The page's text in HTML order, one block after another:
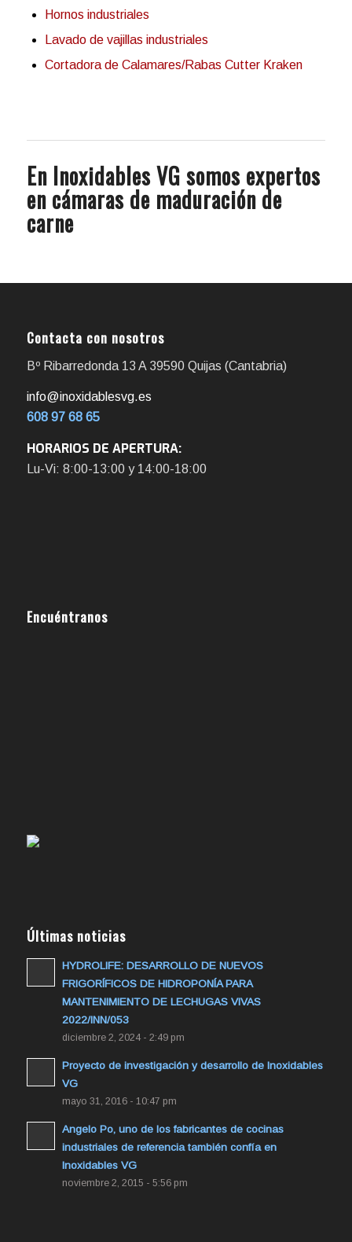
Hornos industriales
Lavado de vajillas industriales
Cortadora de Calamares/Rabas Cutter Kraken
En Inoxidables VG somos expertos
en cámaras de maduración de
carne
Contacta con nosotros
Bº Ribarredonda 13 A 39590 Quijas (Cantabria)
info@inoxidablesvg.es
608 97 68 65
HORARIOS DE APERTURA:
Lu-Vi: 8:00-13:00 y 14:00-18:00
Encuéntranos
Últimas noticias
HYDROLIFE: DESARROLLO DE NUEVOS
FRIGORÍFICOS DE HIDROPONÍA PARA
MANTENIMIENTO DE LECHUGAS VIVAS
2022/INN/053
diciembre 2, 2024 - 2:49 pm
Proyecto de investigación y desarrollo de Inoxidables
VG
mayo 31, 2016 - 10:47 pm
Angelo Po, uno de los fabricantes de cocinas
industriales de referencia también confía en
Inoxidables VG
noviembre 2, 2015 - 5:56 pm